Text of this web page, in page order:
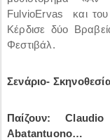
FulvioErvas και του
Κέρδισε δύο
Φεστιβάλ.
Σενάριο-
Παίζουν: Claudio
Abatantuono…